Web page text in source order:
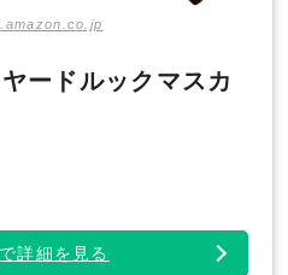
ードルックマスカ
詳細を見る